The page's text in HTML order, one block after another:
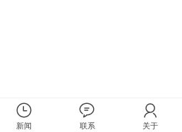
新闻 联系 关于